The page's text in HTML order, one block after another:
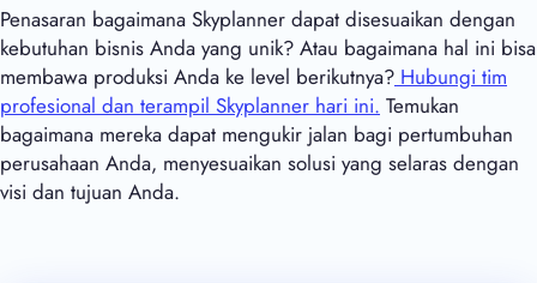
Penasaran bagaimana Skyplanner dapat disesuaikan dengan
kebutuhan bisnis Anda yang unik? Atau bagaimana hal ini bisa
membawa produksi Anda ke level berikutnya? Hubungi tim
profesional dan terampil Skyplanner hari ini. Temukan
bagaimana mereka dapat mengukir jalan bagi pertumbuhan
perusahaan Anda, menyesuaikan solusi yang selaras dengan
visi dan tujuan Anda.